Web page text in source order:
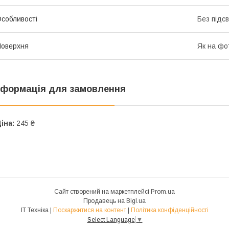
Без
Як на
для замовлення
245 ₴
Сайт створений на маркетплейсі Prom.ua
Продавець на Bigl.ua
IT Техніка | Поскаржитися на контент | Політика конфіденційності
Select Language ▼